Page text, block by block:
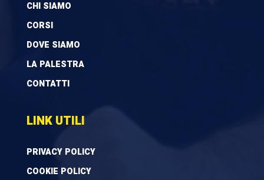
CHI SIAMO
CORSI
DOVE SIAMO
LA PALESTRA
CONTATTI
LINK UTILI
PRIVACY POLICY
COOKIE POLICY